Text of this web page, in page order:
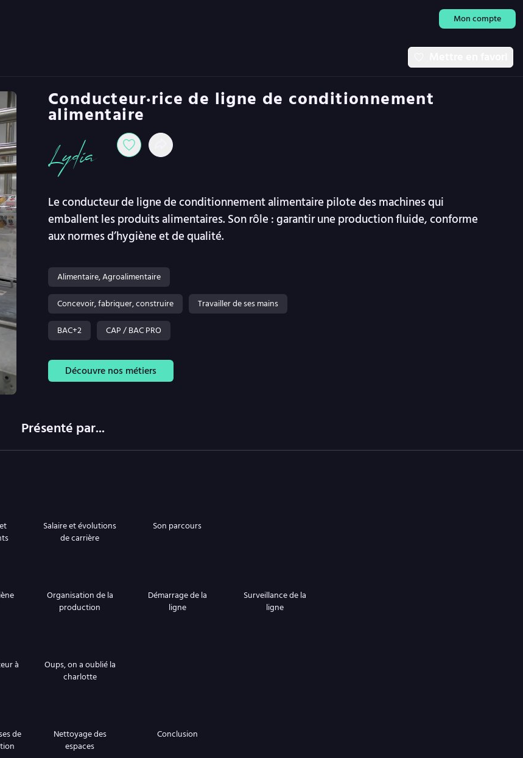
Mon compte
Conducteur·rice de ligne de conditionnement
alimentaire
Lydia
Alimentaire, Agroalimentaire
Concevoir, fabriquer, construire
Travailler de ses mains
BAC+2
CAP / BAC PRO
Découvre nos métiers
Le conducteur de ligne de conditionnement alimentaire pilote des machines qui
emballent les produits alimentaires. Son rôle : garantir une production fluide, conforme
aux normes d’hygiène et de qualité.
Présenté par...
Salaire et évolutions
de carrière
Son parcours
Organisation de la
production
Démarrage de la
ligne
Surveillance de la
ligne
à
Oups, on a oublié la
charlotte
de
Nettoyage des
espaces
Conclusion